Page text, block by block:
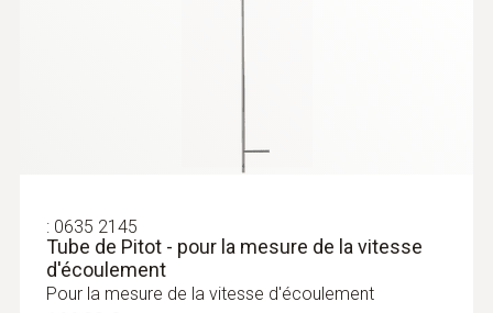
:0563 1512
testo 512-1 - Manomètre différentiel
numérique avec connexion à l’App
530,00 €
: 0635 2145
Tube de Pitot - pour la mesure de la vitesse
d'écoulement
Pour la mesure de la vitesse d'écoulement